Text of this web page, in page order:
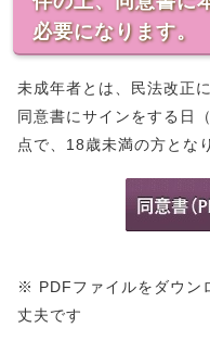
必要になります。
未成年者とは、民法改正
同意書にサインをする日
点で、18歳未満の方とな
※ PDFファイルをダウン
丈夫です